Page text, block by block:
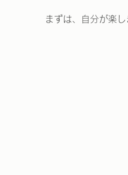
まずは、自分が楽